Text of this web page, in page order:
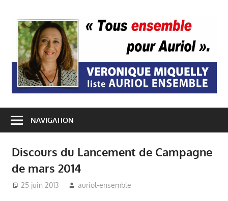
contenu
NAVIGATION
Discours du Lancement de Campagne
de mars 2014
25 juin 2013 auriol-ensemble